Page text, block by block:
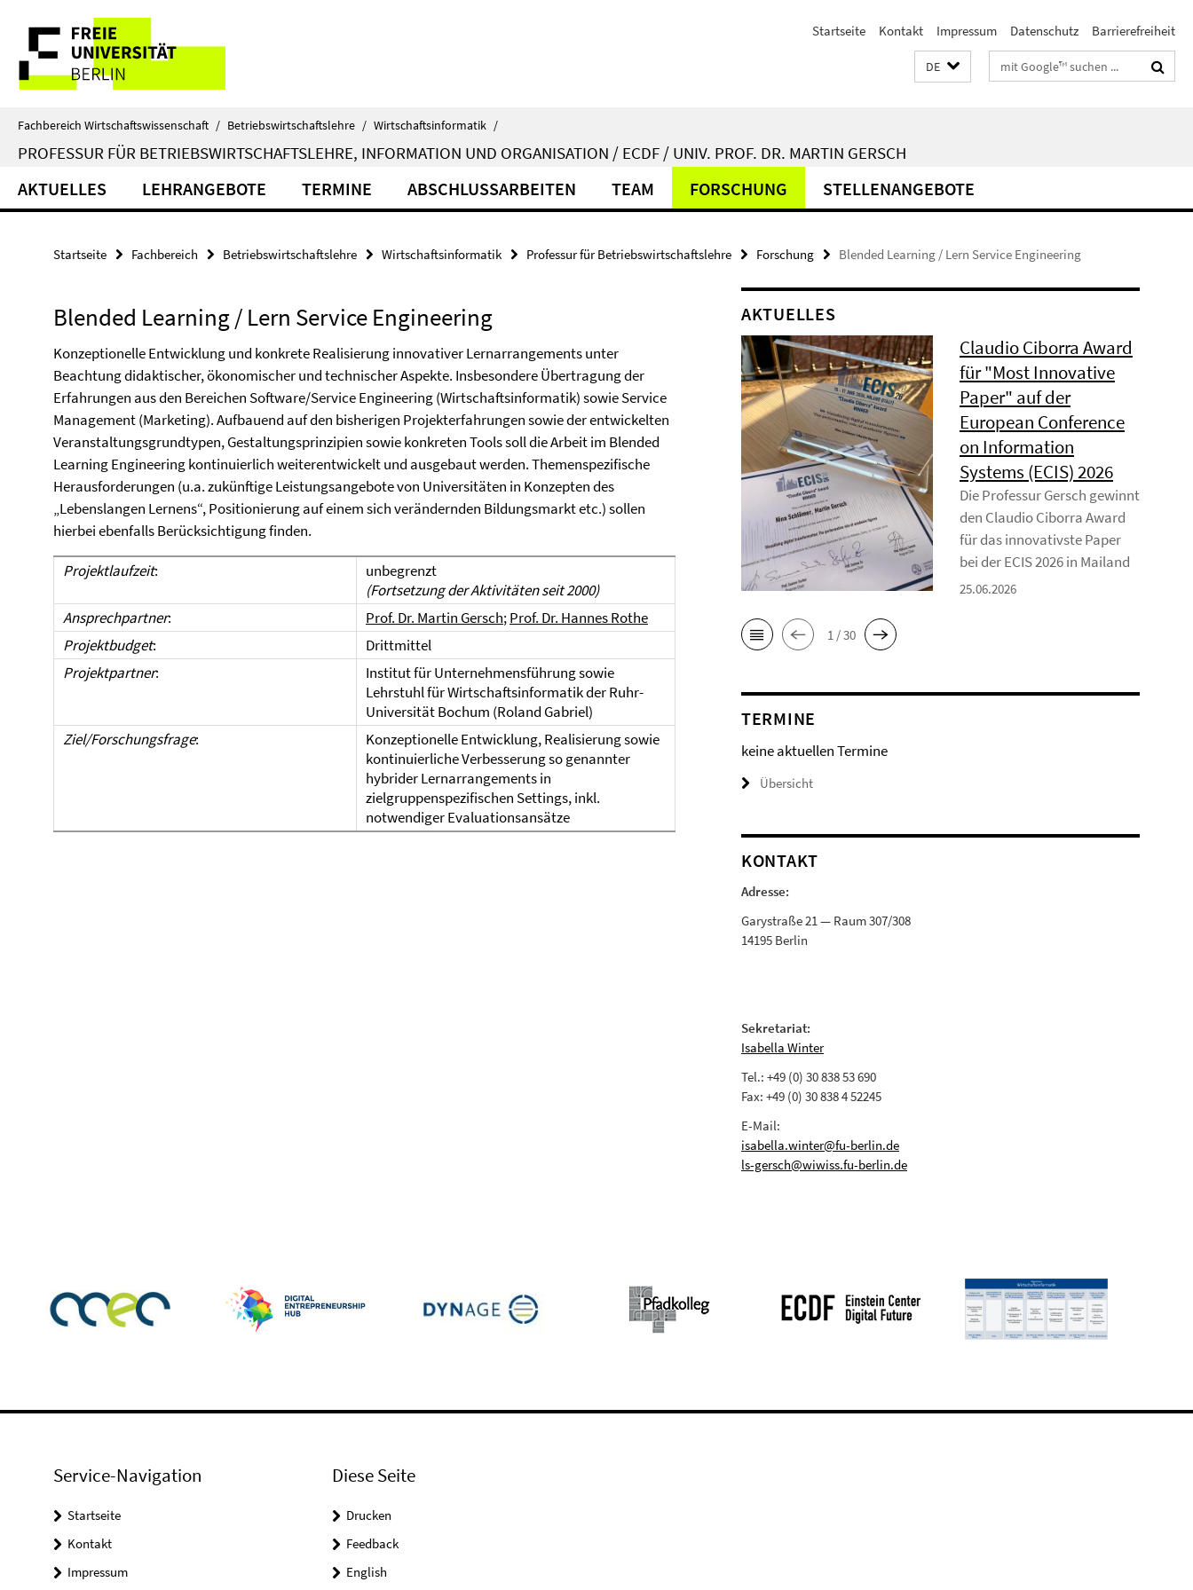
direkt
Inhalt
Service-
Navigation
Startseite Kontakt Impressum Datenschutz Barrierefreiheit
DE Suchbegriffe
Fachbereich Wirtschaftswissenschaft / Betriebswirtschaftslehre / Wirtschaftsinformatik /
PROFESSUR FÜR BETRIEBSWIRTSCHAFTSLEHRE, INFORMATION UND ORGANISATION / ECDF / UNIV. PROF. DR. MARTIN GERSCH
AKTUELLES LEHRANGEBOTE TERMINE ABSCHLUSSARBEITEN TEAM FORSCHUNG STELLENANGEBOTE
Startseite Fachbereich Betriebswirtschaftslehre Wirtschaftsinformatik Professur für Betriebswirtschaftslehre Forschung Blended Learning / Lern Service Engineering
Blended Learning / Lern Service Engineering
Konzeptionelle Entwicklung und konkrete Realisierung innovativer Lernarrangements unter
Beachtung didaktischer, ökonomischer und technischer Aspekte. Insbesondere Übertragung der
Erfahrungen aus den Bereichen Software/Service Engineering (Wirtschaftsinformatik) sowie Service
Management (Marketing). Aufbauend auf den bisherigen Projekterfahrungen sowie der entwickelten
Veranstaltungsgrundtypen, Gestaltungsprinzipien sowie konkreten Tools soll die Arbeit im Blended
Learning Engineering kontinuierlich weiterentwickelt und ausgebaut werden. Themenspezifische
Herausforderungen (u.a. zukünftige Leistungsangebote von Universitäten in Konzepten des
„Lebenslangen Lernens“, Positionierung auf einem sich verändernden Bildungsmarkt etc.) sollen
hierbei ebenfalls Berücksichtigung finden.
Projektlaufzeit:
unbegrenzt
(Fortsetzung der Aktivitäten seit 2000)
Ansprechpartner: Prof. Dr. Martin Gersch;Prof. Dr. Hannes Rothe
Projektbudget:
Drittmittel
Projektpartner:
Institut für Unternehmensführung sowie
Lehrstuhl für Wirtschaftsinformatik der Ruhr-
Universität Bochum (Roland Gabriel)
Ziel/Forschungsfrage:
Konzeptionelle Entwicklung, Realisierung sowie
kontinuierliche Verbesserung so genannter
hybrider Lernarrangements in
zielgruppenspezifischen Settings, inkl.
notwendiger Evaluationsansätze
AKTUELLES
Claudio Ciborra Award
für "Most Innovative
Paper" auf der
European Conference
on Information
Systems (ECIS) 2026
Die Professur Gersch gewinnt
den Claudio Ciborra Award
für das innovativste Paper
bei der ECIS 2026 in Mailand
25.06.2026
1 / 30
TERMINE
keine aktuellen Termine
Übersicht
KONTAKT
Adresse:
Garystraße 21 — Raum 307/308
14195 Berlin
Sekretariat:
Isabella Winter
Tel.: +49 (0) 30 838 53 690
Fax: +49 (0) 30 838 4 52245
E-Mail:
isabella.winter@fu-berlin.de
ls-gersch@wiwiss.fu-berlin.de
Service-Navigation
Startseite
Kontakt
Impressum
Diese Seite
Drucken
Feedback
English